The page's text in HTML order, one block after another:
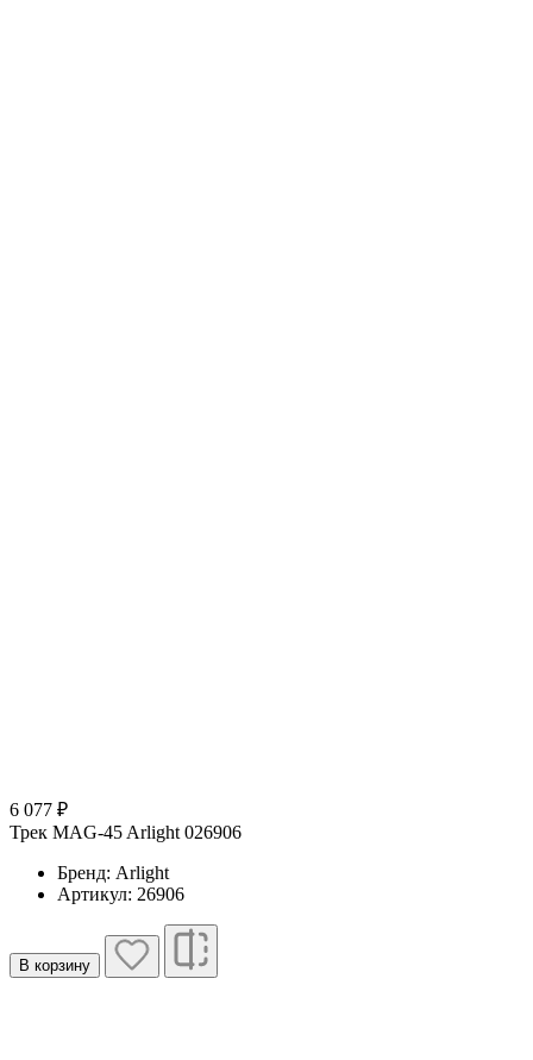
6 077 ₽
Трек MAG-45 Arlight 026906
Бренд: Arlight
Артикул: 26906
В корзину